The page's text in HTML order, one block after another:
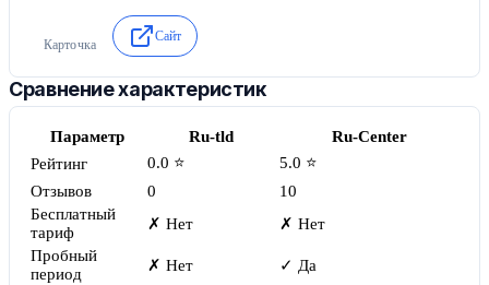
возможность приема оплаты через PayPal и Яндекс.Кассу.
Карточка
Сайт
Сравнение характеристик
Параметр Ru-tld
Ru-Center
Рейтинг
0.0 ⭐
5.0 ⭐
Отзывов
0
10
Бесплатный
тариф
✗ Нет
✗ Нет
Пробный
период
✗ Нет
✓ Да